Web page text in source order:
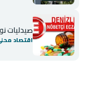
صيدليات
اقتصاد